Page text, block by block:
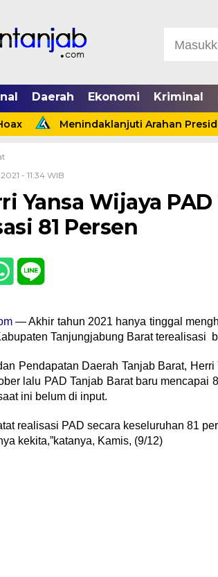
Daerah Ekonomi Kriminal
Menindaklanjuti Arahan Presiden,
- 11:34 WIB
Yansa Wijaya
81 Persen
— Akhir tahun 2021 hanya tinggal
Tanjungjabung Barat terealisasi
Pendapatan Daerah Tanjab Barat,
lalu PAD Tanjab Barat baru mencapai
ini belum di input.
realisasi PAD secara keseluruhan 81
kekita,”katanya, Kamis, (9/12)